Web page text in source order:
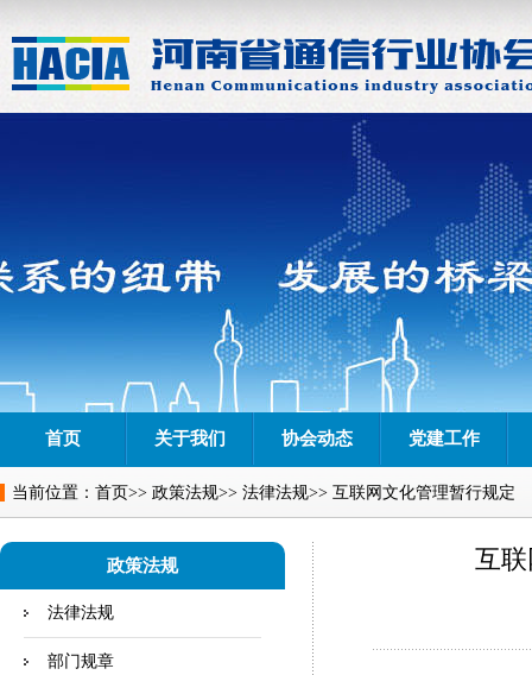
首页 关于我们 协会动态 党建工作
当前位置： 首页>> 政策法规>> 法律法规>> 互联网文化管理暂行规定
互
政策法规
法律法规
部门规章